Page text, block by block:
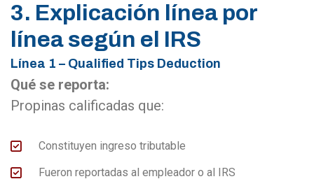
3. Explicación línea por
línea según el IRS
Línea 1 – Qualified Tips Deduction
Qué se reporta:
Propinas calificadas que:
Constituyen ingreso tributable
Fueron reportadas al empleador o al IRS